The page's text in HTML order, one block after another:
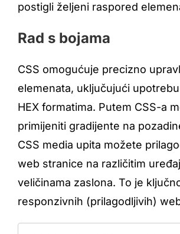
postigli željeni raspored
Rad s bojama
CSS omogućuje precizno
elemenata, uključujući upotrebu
HEX formatima. Putem CSS-a
primijeniti gradijente na
CSS media upita možete
web stranice na različitim
veličinama zaslona. To je
responzivnih (prilagodljivih)